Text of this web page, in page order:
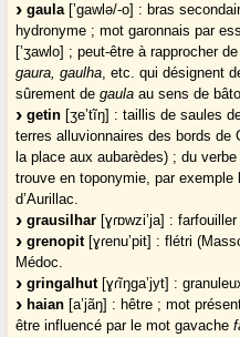
gaula [’gawlə/-o] : bras
hydronyme ; mot garonnais par
[’ʒawlo] ; peut-être à rapprocher
gaura, gaulha, etc. qui désignent
sûrement degaulaau sens de
getin [ʒe’tĩŋ] : taillis de saules
terres alluvionnaires des bords de
la place aux aubarèdes) ; du
trouve en toponymie, par
d’Aurillac.
grausilhar [ɣɾɒwzi’ja] :
grenopit [ɣɾenu’pit] : flétri
Médoc.
gringalhut [ɣɾĩŋga’jyt] :
haian [a’jãŋ] : hêtre ; mot
être influencé par le mot gavache